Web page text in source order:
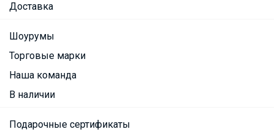
Доставка
Шоурумы
Торговые марки
Наша команда
В наличии
Подарочные сертификаты